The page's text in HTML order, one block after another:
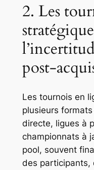
2. Les
Les tournois en
plusieurs
directe, ligues à
championnats à
pool, souvent
des participants,